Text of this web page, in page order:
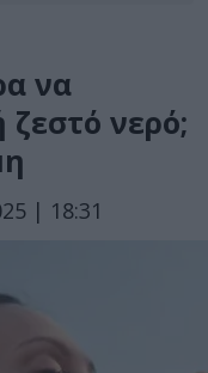
να
νερό;
| 18:31